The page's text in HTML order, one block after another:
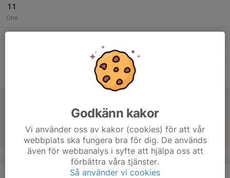
11
Ons
v.38
Godkänn kakor
Vi använder oss av kakor (cookies) för att vår
webbplats ska fungera bra för dig. De används
även för webbanalys i syfte att hjälpa oss att
förbättra våra tjänster.
Så använder vi cookies